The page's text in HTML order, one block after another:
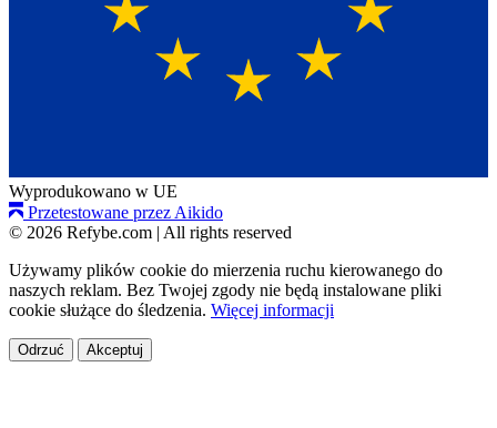
Wyprodukowano w UE
Przetestowane przez Aikido
© 2026 Refybe.com | All rights reserved
Używamy plików cookie do mierzenia ruchu kierowanego do
naszych reklam. Bez Twojej zgody nie będą instalowane pliki
cookie służące do śledzenia. Więcej informacji
Odrzuć Akceptuj